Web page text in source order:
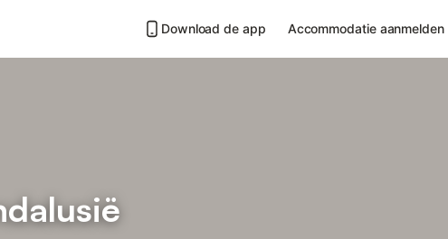
Download de app Accommodatie aanmelden